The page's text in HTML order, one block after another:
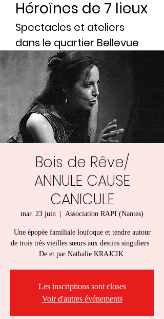
Héroïnes de 7 lieux
Spectacles et ateliers
dans le quartier Bellevue
Bois de Rêve/
ANNULE CAUSE
CANICULE
mar. 23 juin Association RAPI (Nantes)
Une épopée familiale loufoque et tendre autour
de trois très vieilles sœurs aux destins singuliers .
De et par Nathalie KRAJCIK.
Les inscriptions sont closes
Voir d'autres événements